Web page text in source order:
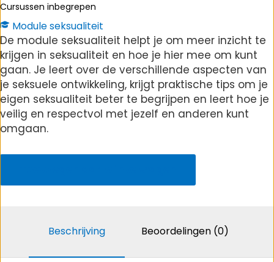
Cursussen inbegrepen
Module seksualiteit
De module seksualiteit helpt je om meer inzicht te
krijgen in seksualiteit en hoe je hier mee om kunt
gaan. Je leert over de verschillende aspecten van
je seksuele ontwikkeling, krijgt praktische tips om je
eigen seksualiteit beter te begrijpen en leert hoe je
veilig en respectvol met jezelf en anderen kunt
omgaan.
Beschrijving Beoordelingen (0)